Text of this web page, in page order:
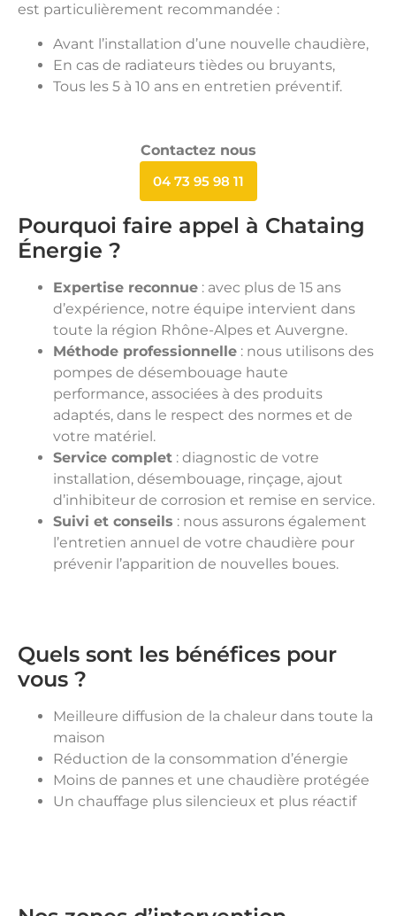
est particulièrement recommandée :
Avant l’installation d’une nouvelle chaudière,
En cas de radiateurs tièdes ou bruyants,
Tous les 5 à 10 ans en entretien préventif.
Contactez nous
04 73 95 98 11
Pourquoi faire appel à Chataing
Énergie ?
Expertise reconnue : avec plus de 15 ans
d’expérience, notre équipe intervient dans
toute la région Rhône-Alpes et Auvergne.
Méthode professionnelle : nous utilisons des
pompes de désembouage haute
performance, associées à des produits
adaptés, dans le respect des normes et de
votre matériel.
Service complet : diagnostic de votre
installation, désembouage, rinçage, ajout
d’inhibiteur de corrosion et remise en service.
Suivi et conseils : nous assurons également
l’entretien annuel de votre chaudière pour
prévenir l’apparition de nouvelles boues.
Quels sont les bénéfices pour
vous ?
Meilleure diffusion de la chaleur dans toute la
maison
Réduction de la consommation d’énergie
Moins de pannes et une chaudière protégée
Un chauffage plus silencieux et plus réactif